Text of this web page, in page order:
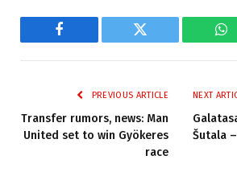
Facebook Twitter
PREVIOUS ARTICLE
Transfer rumors, news: Man
United set to win Gyökeres
race
NEXT
Šutala